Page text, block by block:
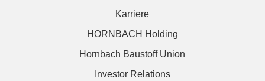
Karriere
HORNBACH Holding
Hornbach Baustoff Union
Investor Relations